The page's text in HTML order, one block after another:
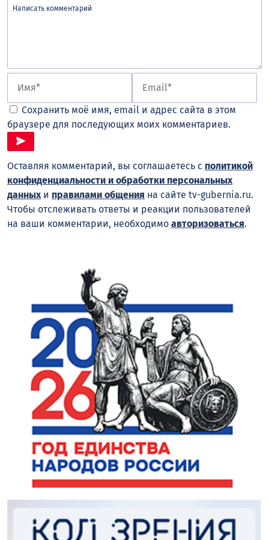
Сохранить моё имя, email и адрес сайта в этом
браузере для последующих моих комментариев.
Оставляя комментарий, вы соглашаетесь с политикой
конфиденциальности и обработки персональных
данных и правилами общения на сайте tv-gubernia.ru.
Чтобы отслеживать ответы и реакции пользователей
на ваши комментарии, необходимо авторизоваться.